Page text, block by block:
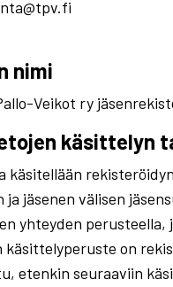
nimi
Veikot ry
käsittelyn
käsitellään
ja jäsenen välisen
yhteyden perusteella,
käsittelyperuste on
etenkin seuraaviin